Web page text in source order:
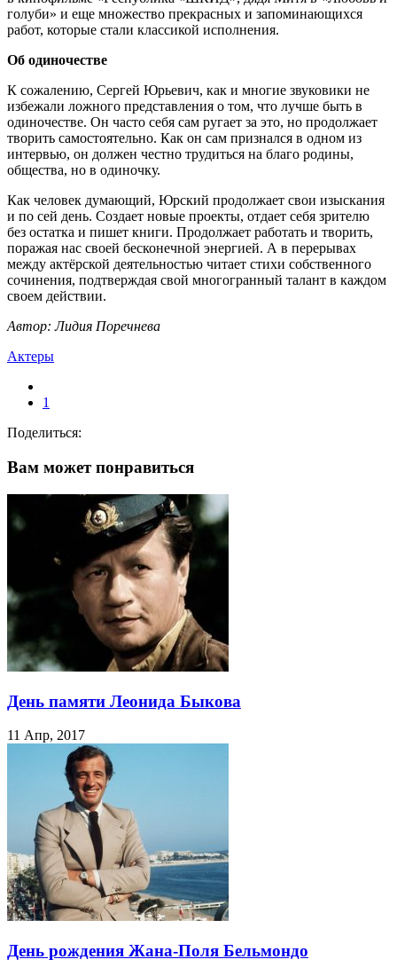
голуби» и еще множество прекрасных и запоминающихся
работ, которые стали классикой исполнения.
Об одиночестве
К сожалению, Сергей Юрьевич, как и многие звуковики не
избежали ложного представления о том, что лучше быть в
одиночестве. Он часто себя сам ругает за это, но продолжает
творить самостоятельно. Как он сам признался в одном из
интервью, он должен честно трудиться на благо родины,
общества, но в одиночку.
Как человек думающий, Юрский продолжает свои изыскания
и по сей день. Создает новые проекты, отдает себя зрителю
без остатка и пишет книги. Продолжает работать и творить,
поражая нас своей бесконечной энергией. А в перерывах
между актёрской деятельностью читает стихи собственного
сочинения, подтверждая свой многогранный талант в каждом
своем действии.
Автор: Лидия Поречнева
Актеры
1
Поделиться:
Вам может понравиться
День памяти Леонида Быкова
11 Апр, 2017
День рождения Жана-Поля Бельмондо